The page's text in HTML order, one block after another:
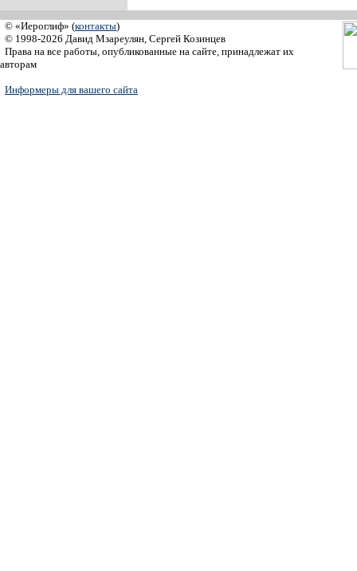
© «Иероглиф» (контакты)
© 1998-2026 Давид Мзареулян, Сергей Козинцев
Права на все работы, опубликованные на сайте, принадлежат их
авторам
Информеры для вашего сайта